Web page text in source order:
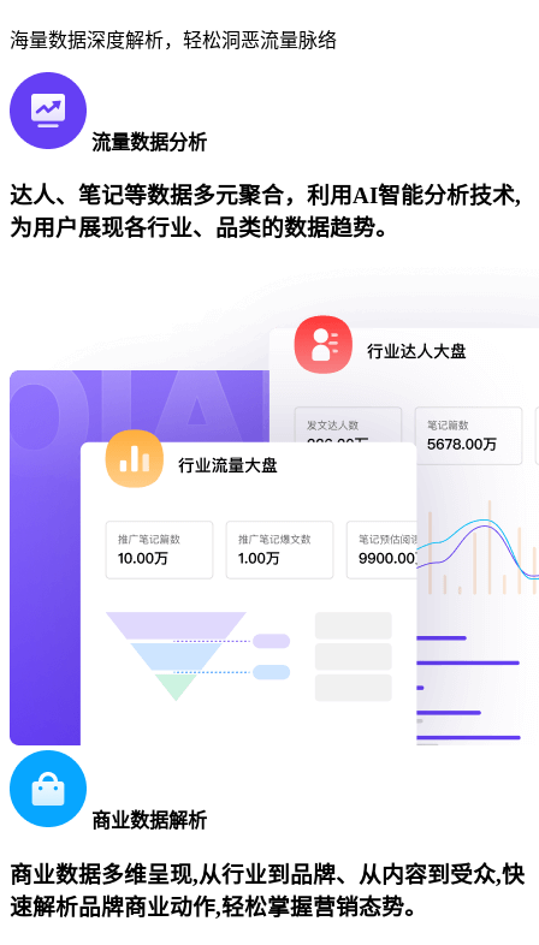
海量数据深度解析，轻松洞恶流量脉络
流量数据分析
达人、笔记等数据多元聚合，利用AI智能分析技术,
为用户展现各行业、品类的数据趋势。
商业数据解析
商业数据多维呈现,从行业到品牌、从内容到受众,快
速解析品牌商业动作,轻松掌握营销态势。